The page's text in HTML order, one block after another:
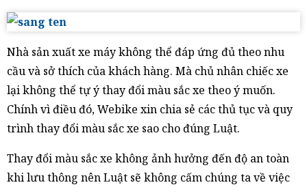
Nhà sản xuất xe máy không thể đáp ứng đủ theo nhu
cầu và sở thích của khách hàng. Mà chủ nhân chiếc xe
lại không thể tự ý thay đổi màu sắc xe theo ý muốn.
Chính vì điều đó, Webike xin chia sẻ các thủ tục và quy
trình thay đổi màu sắc xe sao cho đúng Luật.
Thay đổi màu sắc xe không ảnh hưởng đến độ an toàn
khi lưu thông nên Luật sẽ không cấm chúng ta về việc